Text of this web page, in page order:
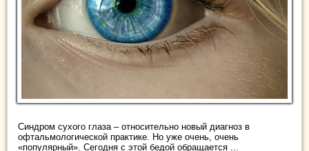
Синдром сухого глаза – относительно новый диагноз в
офтальмологической практике. Но уже очень, очень
«популярный». Сегодня с этой бедой обращается ...